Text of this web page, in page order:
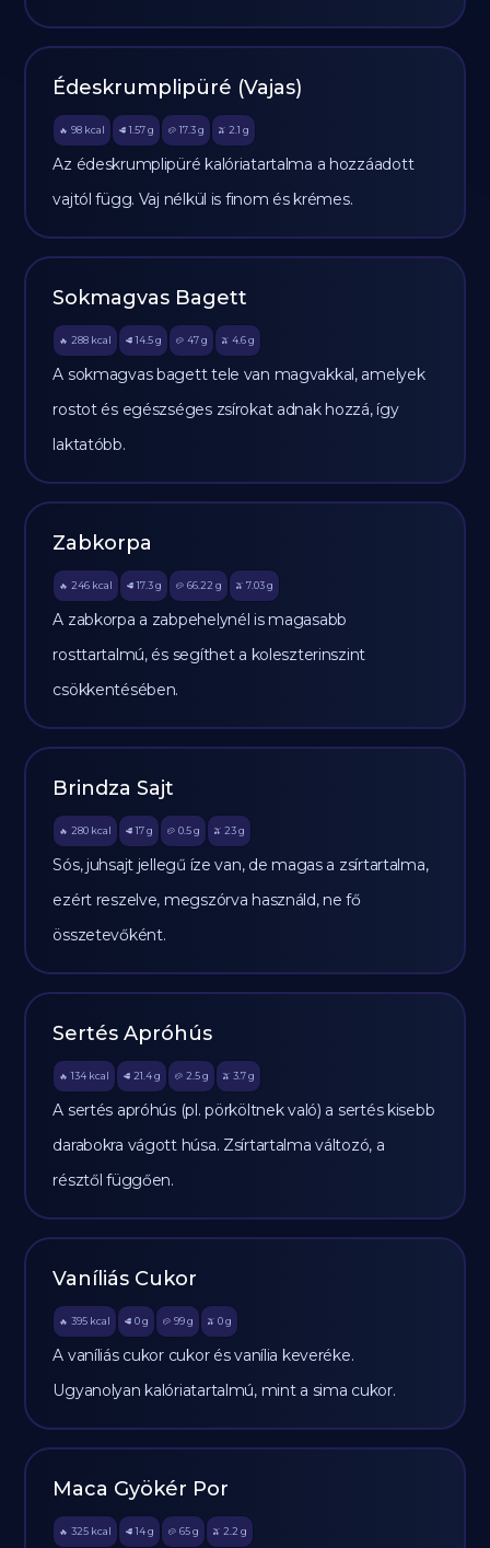
Édeskrumplipüré (Vajas)
🔥 98 kcal 🥩 1.57 g 🥔 17.3g 🫒 2.1 g
Az édeskrumplipüré kalóriatartalma a hozzáadott
vajtól függ. Vaj nélkül is finom és krémes.
Sokmagvas Bagett
🔥 288 kcal 🥩 14.5 g 🥔 47g 🫒 4.6 g
A sokmagvas bagett tele van magvakkal, amelyek
rostot és egészséges zsírokat adnak hozzá, így
laktatóbb.
Zabkorpa
🔥 246 kcal 🥩 17.3 g 🥔 66.22 g 🫒 7.03 g
A zabkorpa a zabpehelynél is magasabb
rosttartalmú, és segíthet a koleszterinszint
csökkentésében.
Brindza Sajt
🔥 280 kcal 🥩 17 g 🥔 0.5g 🫒 23 g
Sós, juhsajt jellegű íze van, de magas a zsírtartalma,
ezért reszelve, megszórva használd, ne fő
összetevőként.
Sertés Apróhús
🔥 134 kcal 🥩 21.4 g 🥔 2.5g 🫒 3.7 g
A sertés apróhús (pl. pörköltnek való) a sertés kisebb
darabokra vágott húsa. Zsírtartalma változó, a
résztől függően.
Vaníliás Cukor
🔥 395 kcal 🥩 0 g 🥔 99g 🫒 0 g
A vaníliás cukor cukor és vanília keveréke.
Ugyanolyan kalóriatartalmú, mint a sima cukor.
Maca Gyökér Por
🔥 325 kcal 🥩 14 g 🥔 65g 🫒 2.2 g